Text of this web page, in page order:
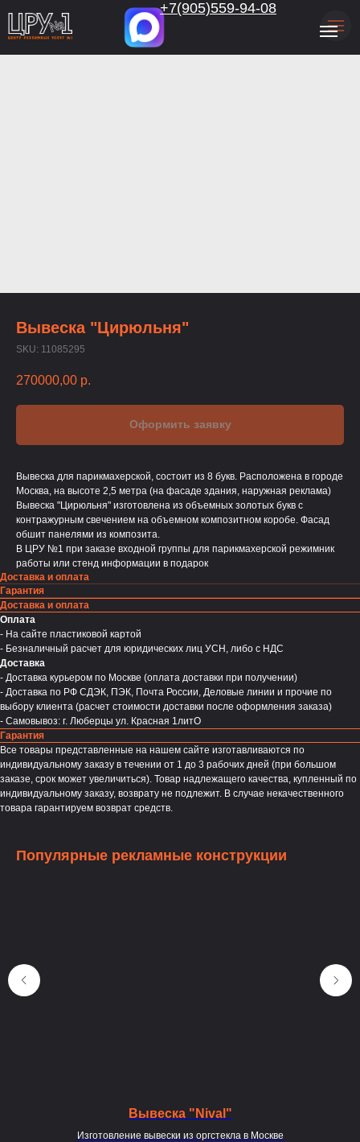
+7(905)559-94-08
Вывеска "Цирюльня"
SKU: 11085295
270000,00 р.
Оформить заявку
Вывеска для парикмахерской, состоит из 8 букв. Расположена в городе
Москва, на высоте 2,5 метра (на фасаде здания, наружная реклама)
Вывеска "Цирюльня" изготовлена из объемных золотых букв с
контражурным свечением на объемном композитном коробе. Фасад
обшит панелями из композита.
В ЦРУ №1 при заказе входной группы для парикмахерской режимник
работы или стенд информации в подарок
Доставка и оплата
Гарантия
Доставка и оплата
Оплата
- На сайте пластиковой картой
- Безналичный расчет для юридических лиц УСН, либо с НДС
Доставка
- Доставка курьером по Москве (оплата доставки при получении)
- Доставка по РФ СДЭК, ПЭК, Почта России, Деловые линии и прочие по
выбору клиента (расчет стоимости доставки после оформления заказа)
- Самовывоз: г. Люберцы ул. Красная 1литО
Гарантия
Все товары представленные на нашем сайте изготавливаются по
индивидуальному заказу в течении от 1 до 3 рабочих дней (при большом
заказе, срок может увеличиться). Товар надлежащего качества, купленный по
индивидуальному заказу, возврату не подлежит. В случае некачественного
товара гарантируем возврат средств.
Популярные рекламные конструкции
Вывеска "Nival"
Изготовление вывески из оргстекла в Москве